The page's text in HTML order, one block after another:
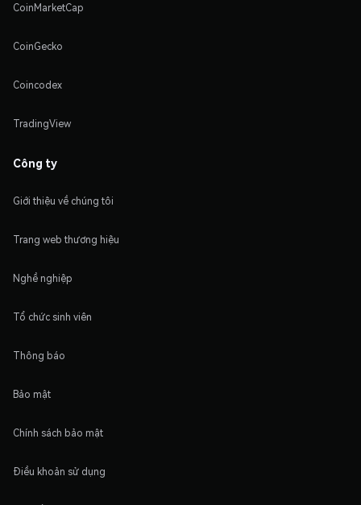
CoinMarketCap
CoinGecko
Coincodex
TradingView
Công ty
Giới thiệu về chúng tôi
Trang web thương hiệu
Nghề nghiệp
Tổ chức sinh viên
Thông báo
Bảo mật
Chính sách bảo mật
Điều khoản sử dụng